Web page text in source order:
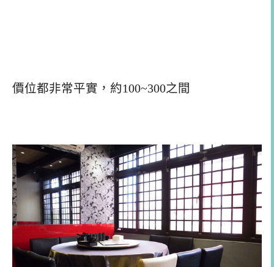
價位都非常平實，約100~300之間